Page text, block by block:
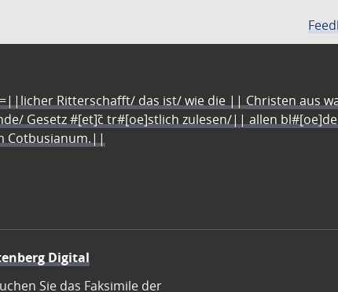
Ritterschafft/ das ist/ wie die || Christen aus
Gesetz #[et]c̃ tr#[oe]stlich zulesen/|| allen
Cotbusianum.||
Digital
Sie das Faksimile der